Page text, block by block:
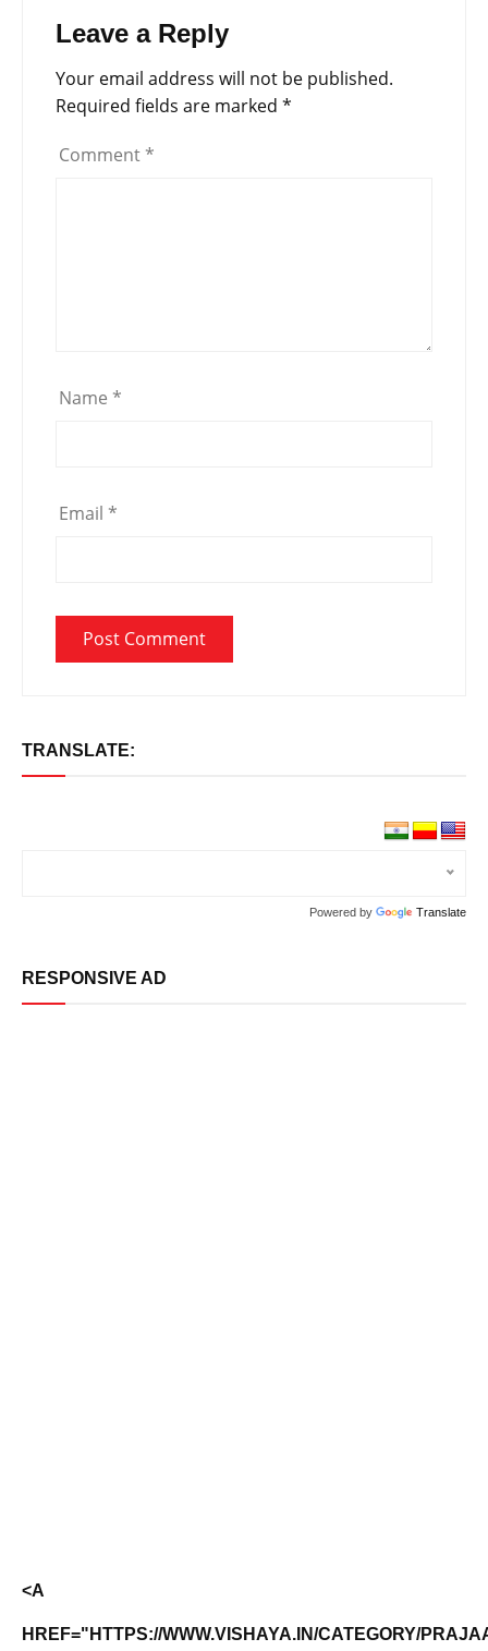
Leave a Reply
Your email address will not be published.
Required fields are marked *
Comment *
Name *
Email *
TRANSLATE:
Powered by Translate
RESPONSIVE AD
<A
HREF="HTTPS://WWW.VISHAYA.IN/CATEGORY/